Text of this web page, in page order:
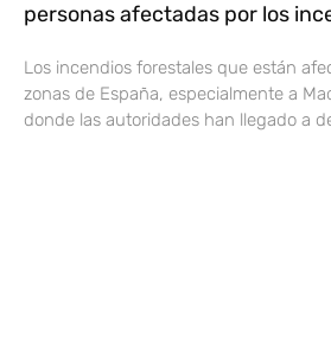
personas afectadas por los
Los incendios forestales que están
zonas de España, especialmente a
donde las autoridades han llegado a